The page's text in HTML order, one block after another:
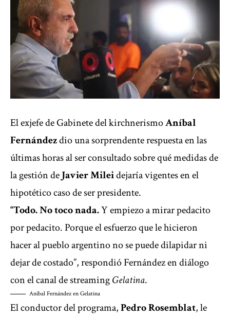
El exjefe de Gabinete del kirchnerismoAníbal
Fernándezdio una sorprendente respuesta en las
últimas horas al ser consultado sobre qué medidas de
la gestión deJavier Mileidejaría vigentes en el
hipotético caso de ser presidente.
“Todo. No toco nada.Y empiezo a mirar pedacito
por pedacito. Porque el esfuerzo que le hicieron
hacer al pueblo argentino no se puede dilapidar ni
dejar de costado”, respondió Fernández en diálogo
con el canal de streamingGelatina.
Aníbal Fernández en Gelatina
El conductor del programa,Pedro Rosemblat, le